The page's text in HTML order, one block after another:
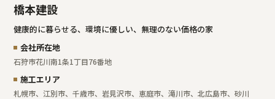
橋本建設
健康的に暮らせる、環境に優しい、無理のない価格の家
会社所在地
石狩市花川南1条1丁目76番地
施工エリア
札幌市、江別市、千歳市、岩見沢市、恵庭市、滝川市、北広島市、砂川